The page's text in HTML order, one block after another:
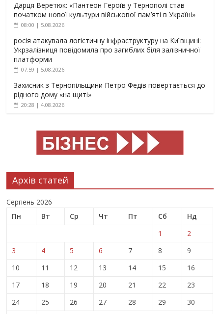
Дарця Веретюк: «Пантеон Героїв у Тернополі став
початком нової культури військової пам’яті в Україні»
08:00 | 5.08.2026
росія атакувала логістичну інфраструктуру на Київщині:
Укрзалізниця повідомила про загиблих біля залізничної
платформи
07:59 | 5.08.2026
Захисник з Тернопільщини Петро Федів повертається до
рідного дому «на щиті»
20:28 | 4.08.2026
Архів статей
Серпень 2026
Пн
Вт Ср Чт Пт Сб
Нд
1
2
3
4 5 6 7 8
9
10
11 12 13 14 15
16
17
18 19 20 21 22
23
24
25 26 27 28 29
30